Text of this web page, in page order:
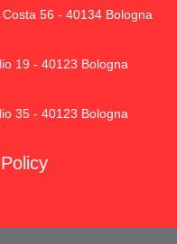
56 - 40134 Bologna
19 - 40123 Bologna
35 - 40123 Bologna